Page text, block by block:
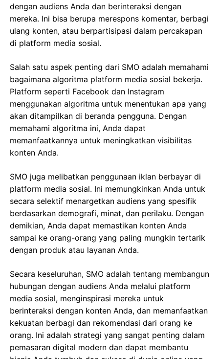
dengan audiens Anda dan berinteraksi dengan
mereka. Ini bisa berupa merespons komentar, berbagi
ulang konten, atau berpartisipasi dalam percakapan
di platform media sosial.
Salah satu aspek penting dari SMO adalah memahami
bagaimana algoritma platform media sosial bekerja.
Platform seperti Facebook dan Instagram
menggunakan algoritma untuk menentukan apa yang
akan ditampilkan di beranda pengguna. Dengan
memahami algoritma ini, Anda dapat
memanfaatkannya untuk meningkatkan visibilitas
konten Anda.
SMO juga melibatkan penggunaan iklan berbayar di
platform media sosial. Ini memungkinkan Anda untuk
secara selektif menargetkan audiens yang spesifik
berdasarkan demografi, minat, dan perilaku. Dengan
demikian, Anda dapat memastikan konten Anda
sampai ke orang-orang yang paling mungkin tertarik
dengan produk atau layanan Anda.
Secara keseluruhan, SMO adalah tentang membangun
hubungan dengan audiens Anda melalui platform
media sosial, menginspirasi mereka untuk
berinteraksi dengan konten Anda, dan memanfaatkan
kekuatan berbagi dan rekomendasi dari orang ke
orang. Ini adalah strategi yang sangat penting dalam
pemasaran digital modern dan dapat membantu